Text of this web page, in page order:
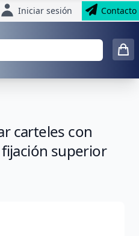
Iniciar sesión Contacto
carteles con
superior